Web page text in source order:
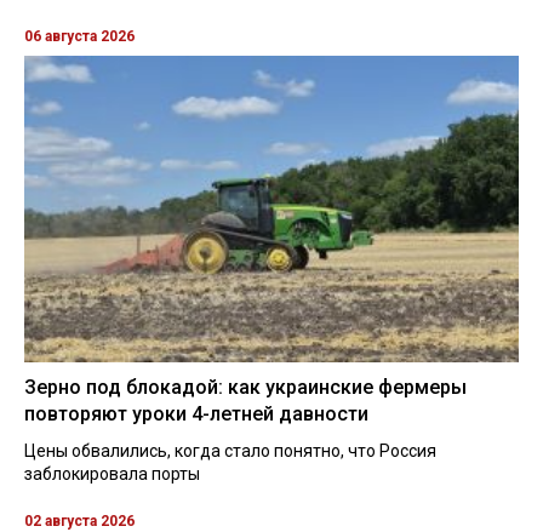
06 августа 2026
Зерно под блокадой: как украинские фермеры
повторяют уроки 4-летней давности
Цены обвалились, когда стало понятно, что Россия
заблокировала порты
02 августа 2026